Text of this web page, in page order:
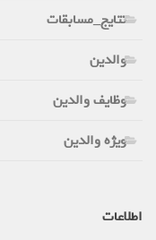
نتایج_مسابقات
والدین
وظایف والدین
ویژه والدین
اطلاعات